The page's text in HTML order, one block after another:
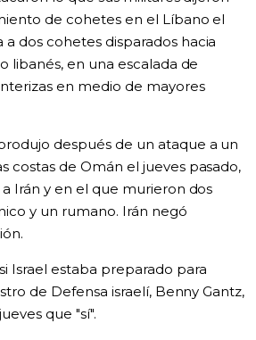
de cohetes en el Líbano el
a dos cohetes disparados hacia
libanés, en una escalada de
en medio de mayores
después de un ataque a un
costas de Omán el jueves pasado,
Irán y en el que murieron dos
y un rumano. Irán negó
Israel estaba preparado para
de Defensa israelí, Benny Gantz,
que "sí".